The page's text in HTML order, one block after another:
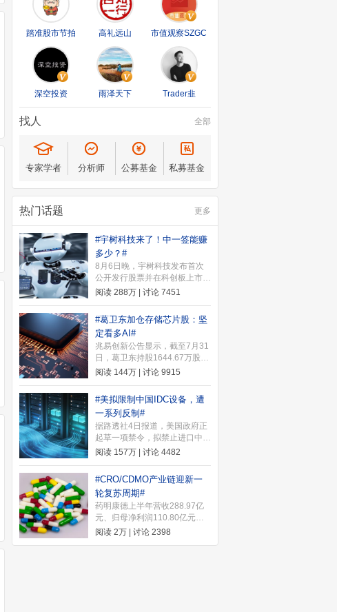
踏准股市节拍 高礼远山 市值观察SZGC
深空投资 雨泽天下 Trader韭
找人 全部
专家学者 分析师 公募基金 私募基金
热门话题 更多
#宇树科技来了！中一签能赚
多少？#
8月6日晚，宇树科技发布首次
公开发行股票并在科创板上市发
行公告。公告显示，本次发行价
格确定后，宇树科技上市时市值
约为609.93亿元。8月10日（周
一）开始打新，希望股友们都能
中签。快来许愿池许下你的愿望
~ 下一个中签的就是你>>
阅读 288万 | 讨论 7451
#葛卫东加仓存储芯片股：坚
定看多AI#
兆易创新公告显示，截至7月31
日，葛卫东持股1644.67万股，
较一季度末增持18.51万股；其
102.67万股。葛卫东近期发文
坚定看多AI，表示"我是相信没
结束的"。
阅读 144万 | 讨论 9915
#美拟限制中国IDC设备，遭
一系列反制#
据路透社4日报道，美国政府正
起草一项禁令，拟禁止进口中国
新型号的数据中心组件，以保护
础设施。2026年8月5日，中国
商务部针对美国联邦通信委员会
（FCC）和美国国土安全部
（DHS）近期采取的一系列涉
华消极措施，宣布实施多项反制
行动。
阅读 157万 | 讨论 4482
#CRO/CDMO产业链迎新一
轮复苏周期#
药明康德上半年营收288.97亿
元、归母净利润110.80亿元首
破百亿，将2026年整体收入指
阅读 2万 | 讨论 2398